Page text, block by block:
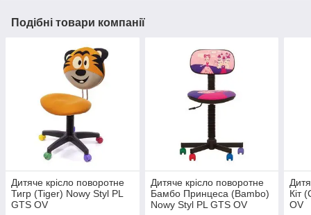
Подібні товари компанії
Дитяче крісло поворотне
Тигр (Tiger) Nowy Styl PL
GTS OV
Дитяче крісло поворотне
Бамбо Принцеса (Bambo)
Nowy Styl PL GTS OV
Кіт
OV